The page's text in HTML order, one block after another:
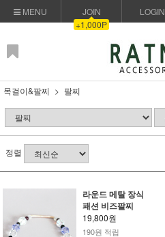
MENU
JOIN
+1,000P
LOGIN
목걸이&팔찌 팔찌
정렬
라운드 메탈 장식
패션 비즈팔찌
19,800원
190원 적립